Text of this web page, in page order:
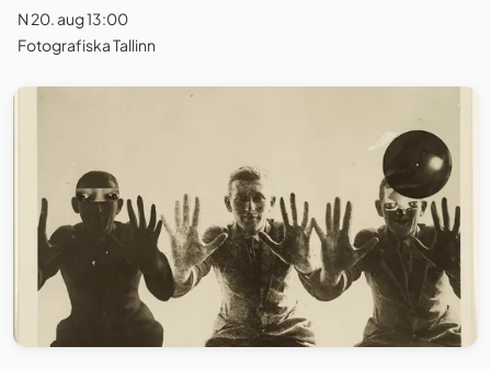
N 20. aug 13:00
Fotografiska Tallinn